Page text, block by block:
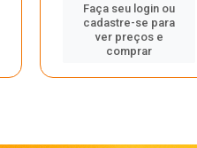
Faça seu login ou
cadastre-se para
ver preços e
comprar